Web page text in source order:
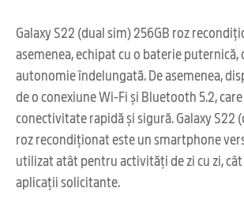
Galaxy S22 (dual sim) 256GB roz
asemenea, echipat cu o baterie puternică,
autonomie îndelungată. De asemenea,
de o conexiune Wi-Fi și Bluetooth 5.2,
conectivitate rapidă și sigură. Galaxy S22
roz recondiționat este un smartphone
utilizat atât pentru activități de zi cu zi,
aplicații solicitante.